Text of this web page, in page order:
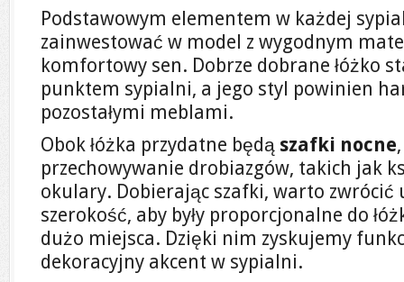
Podstawowym elementem w każdej
zainwestować w model z wygodnym
komfortowy sen. Dobrze dobrane łóżko
punktem sypialni, a jego styl powinien
pozostałymi meblami.
Obok łóżka przydatne będą szafki nocne
przechowywanie drobiazgów, takich jak
okulary. Dobierając szafki, warto zwrócić
szerokość, aby były proporcjonalne do
dużo miejsca. Dzięki nim zyskujemy
dekoracyjny akcent w sypialni.